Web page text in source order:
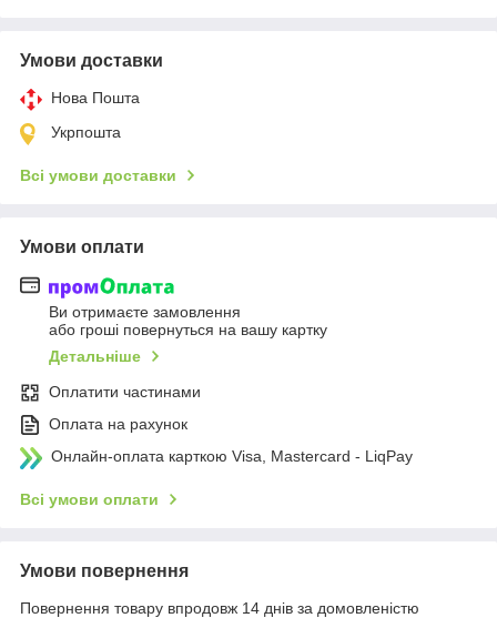
Умови доставки
Нова Пошта
Укрпошта
Всі умови доставки
Умови оплати
Ви отримаєте замовлення
або гроші повернуться на вашу картку
Детальніше
Оплатити частинами
Оплата на рахунок
Онлайн-оплата карткою Visa, Mastercard - LiqPay
Всі умови оплати
Умови повернення
Повернення товару впродовж 14 днів за домовленістю